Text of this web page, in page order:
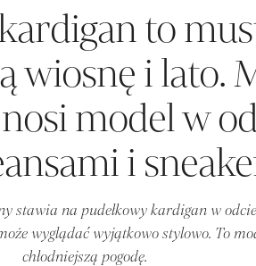
to
wiosnę i lato.
model w
i
stawia na pudełkowy kardigan w
wyglądać wyjątkowo stylowo. To
chłodniejszą pogodę.